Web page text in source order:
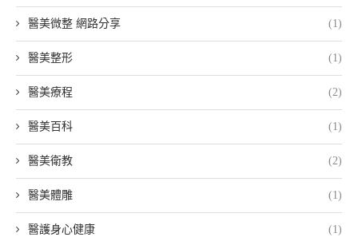
醫美微整 網路分享 (1)
醫美整形 (1)
醫美療程 (2)
醫美百科 (1)
醫美衛教 (2)
醫美體雕 (1)
醫護身心健康 (1)